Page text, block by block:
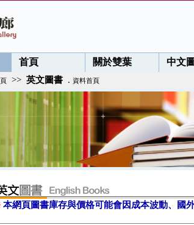
首頁 關於雙葉 中文
>> 英文圖書 . 資料首頁
本網頁圖書庫存與價格可能會因成本波動、國